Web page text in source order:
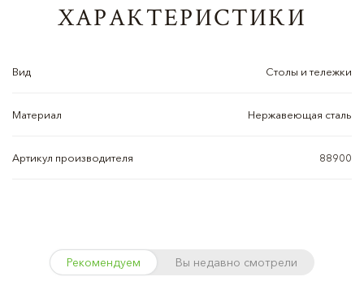
ХАРАКТЕРИСТИКИ
Вид Столы и тележки
Материал Нержавеющая сталь
Артикул производителя 88900
Рекомендуем Вы недавно смотрели